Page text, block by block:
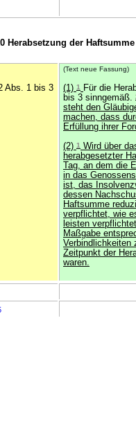
Herabsetzung der Haftsumme
Abs. 1 bis 3
(Text neue Fassung)
(1) 1
Für die
bis 3 sinngemäß.
steht den
machen, dass
Erfüllung ihrer
(2) 1 Wird über
herabgesetzter
Tag, an dem die
in das
ist, das
dessen
Haftsumme
verpflichtet, wie
leisten
Maßgabe
Verbindlichkeiten
Zeitpunkt der
waren.